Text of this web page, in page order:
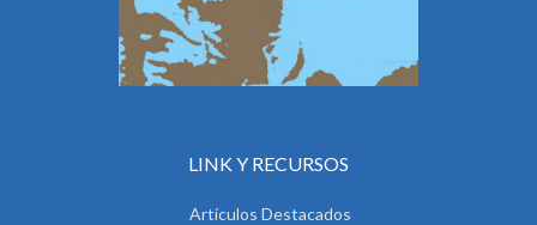
LINK Y RECURSOS
Artículos Destacados